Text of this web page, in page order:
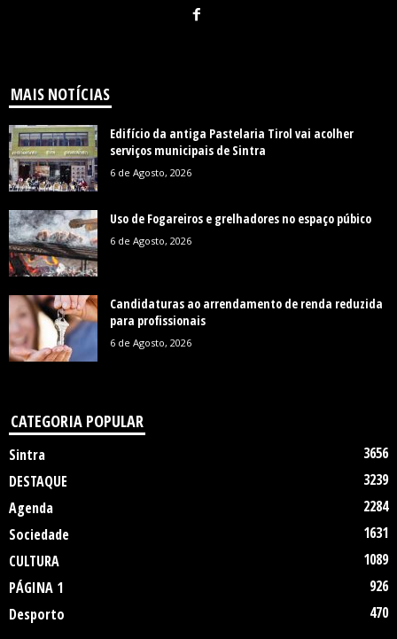
MAIS NOTÍCIAS
Edifício da antiga Pastelaria Tirol vai acolher
serviços municipais de Sintra
6 de Agosto, 2026
Uso de Fogareiros e grelhadores no espaço púbico
6 de Agosto, 2026
Candidaturas ao arrendamento de renda reduzida
para profissionais
6 de Agosto, 2026
CATEGORIA POPULAR
Sintra
3656
DESTAQUE
3239
Agenda
2284
Sociedade
1631
CULTURA
1089
PÁGINA 1
926
Desporto
470